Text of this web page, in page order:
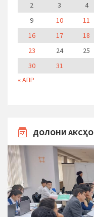
« АПР
2
3 4
9
10 11
16
17 18
23
24 25
30
31
ДОЛОНИ АКСҲО